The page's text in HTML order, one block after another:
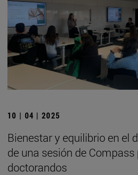
10 | 04 | 2025
Bienestar y equilibrio en el
de una sesión de Compass
doctorandos